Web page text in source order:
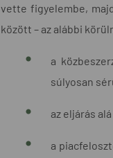
vette figyelembe,
között – az alábbi
a
súlyosan
az eljárás
a